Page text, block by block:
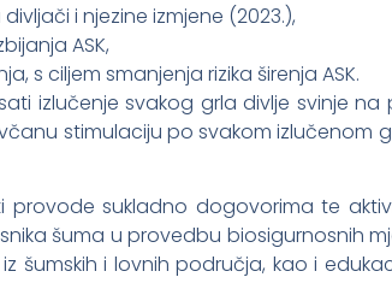
i njezine izmjene (2023.),
ASK,
s ciljem smanjenja rizika širenja ASK.
izlučenje svakog grla divlje svinje na
stimulaciju po svakom izlučenom
provode sukladno dogovorima te
šuma u provedbu biosigurnosnih
šumskih i lovnih područja, kao i